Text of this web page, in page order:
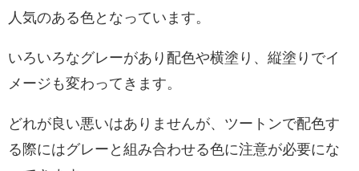
人気のある色となっています。
いろいろなグレーがあり配色や横塗り、縦塗りでイ
メージも変わってきます。
どれが良い悪いはありませんが、ツートンで配色す
る際にはグレーと組み合わせる色に注意が必要にな